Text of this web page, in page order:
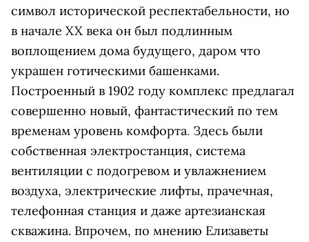
символ исторической респектабельности, но
в начале XX века он был подлинным
воплощением дома будущего, даром что
украшен готическими башенками.
Построенный в 1902 году комплекс предлагал
совершенно новый, фантастический по тем
временам уровень комфорта. Здесь были
собственная электростанция, система
вентиляции с подогревом и увлажнением
воздуха, электрические лифты, прачечная,
телефонная станция и даже артезианская
скважина. Впрочем, по мнению Елизаветы